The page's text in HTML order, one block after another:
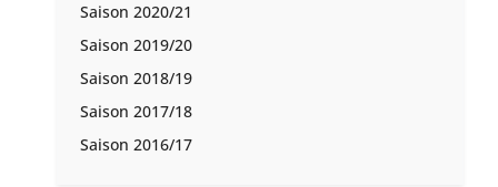
Saison 2020/21
Saison 2019/20
Saison 2018/19
Saison 2017/18
Saison 2016/17